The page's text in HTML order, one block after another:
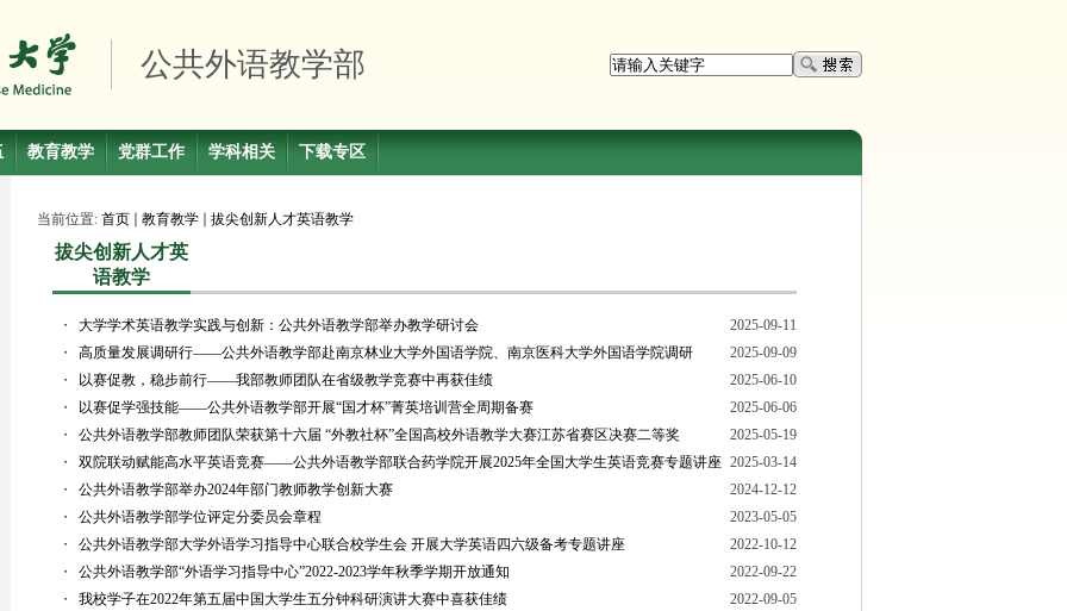
公共外语教学部
教育教学 党群工作 学科相关 下载专区
当前位置: 首页 教育教学 拔尖创新人才英语教学
拔尖创新人才英
语教学
・ 大学学术英语教学实践与创新：公共外语教学部举办教学研讨会
2025-09-11
・
高质量发展调研行——公共外语教学部赴南京林业大学外国语学院、南京医科大学外国语学院调研
2025-09-09
・
以赛促教，稳步前行——我部教师团队在省级教学竞赛中再获佳绩
2025-06-10
・
以赛促学强技能——公共外语教学部开展“国才杯”菁英培训营全周期备赛
2025-06-06
・
公共外语教学部教师团队荣获第十六届 “外教社杯”全国高校外语教学大赛江苏省赛区决赛二等奖
2025-05-19
・
双院联动赋能高水平英语竞赛——公共外语教学部联合药学院开展2025年全国大学生英语竞赛专题讲座 2025-03-14
・
公共外语教学部举办2024年部门教师教学创新大赛
2024-12-12
・
公共外语教学部学位评定分委员会章程
2023-05-05
・
公共外语教学部大学外语学习指导中心联合校学生会 开展大学英语四六级备考专题讲座
2022-10-12
・
公共外语教学部“外语学习指导中心”2022-2023学年秋季学期开放通知
2022-09-22
・
我校学子在2022年第五届中国大学生五分钟科研演讲大赛中喜获佳绩
2022-09-05